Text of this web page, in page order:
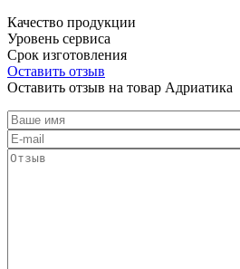
Качество продукции
Уровень сервиса
Срок изготовления
Оставить отзыв
Оставить отзыв на товар Адриатика